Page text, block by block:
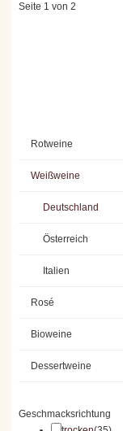
Seite 1 von 2
Rotweine
Weißweine
Deutschland
Österreich
Italien
Rosé
Bioweine
Dessertweine
Geschmacksrichtung